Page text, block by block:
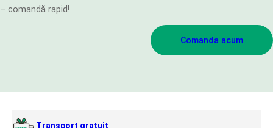
– comandă rapid!
Comanda acum
Transport gratuit